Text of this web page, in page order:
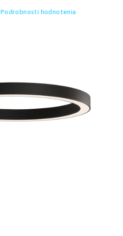
Podrobnosti hodnotenia